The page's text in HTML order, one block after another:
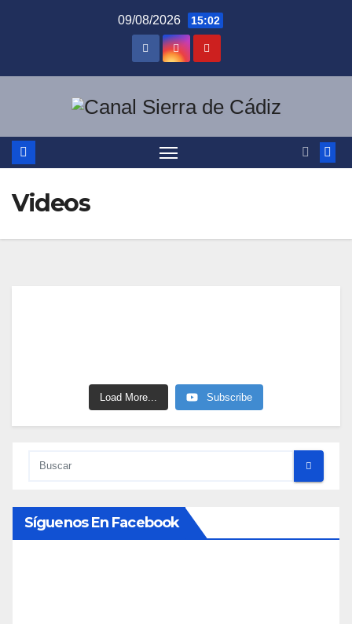
09/08/2026 15:02
Videos
Load More... Subscribe
Síguenos En Facebook